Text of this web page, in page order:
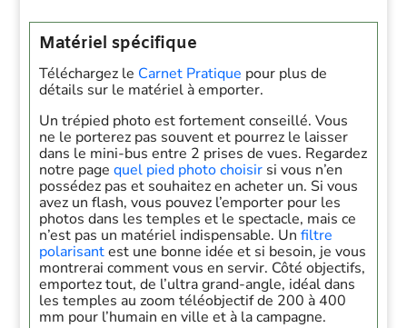
Matériel spécifique
Téléchargez le Carnet Pratique pour plus de
détails sur le matériel à emporter.
Un trépied photo est fortement conseillé. Vous
ne le porterez pas souvent et pourrez le laisser
dans le mini-bus entre 2 prises de vues. Regardez
notre pagequel pied photo choisir si vous n’en
possédez pas et souhaitez en acheter un. Si vous
avez un flash, vous pouvez l’emporter pour les
photos dans les temples et le spectacle, mais ce
n’est pas un matériel indispensable. Unfiltre
polarisantest une bonne idée et si besoin, je vous
montrerai comment vous en servir. Côté objectifs,
emportez tout, de l’ultra grand-angle, idéal dans
les temples au zoom téléobjectif de 200 à 400
mm pour l’humain en ville et à la campagne.